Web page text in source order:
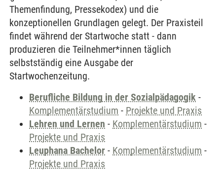
Themenfindung, Pressekodex) und die
konzeptionellen Grundlagen gelegt. Der Praxisteil
findet während der Startwoche statt - dann
produzieren die Teilnehmer*innen täglich
selbstständig eine Ausgabe der
Startwochenzeitung.
Berufliche Bildung in der Sozialpädagogik -
Komplementärstudium - Projekte und Praxis
Lehren und Lernen - Komplementärstudium -
Projekte und Praxis
Leuphana Bachelor - Komplementärstudium -
Projekte und Praxis